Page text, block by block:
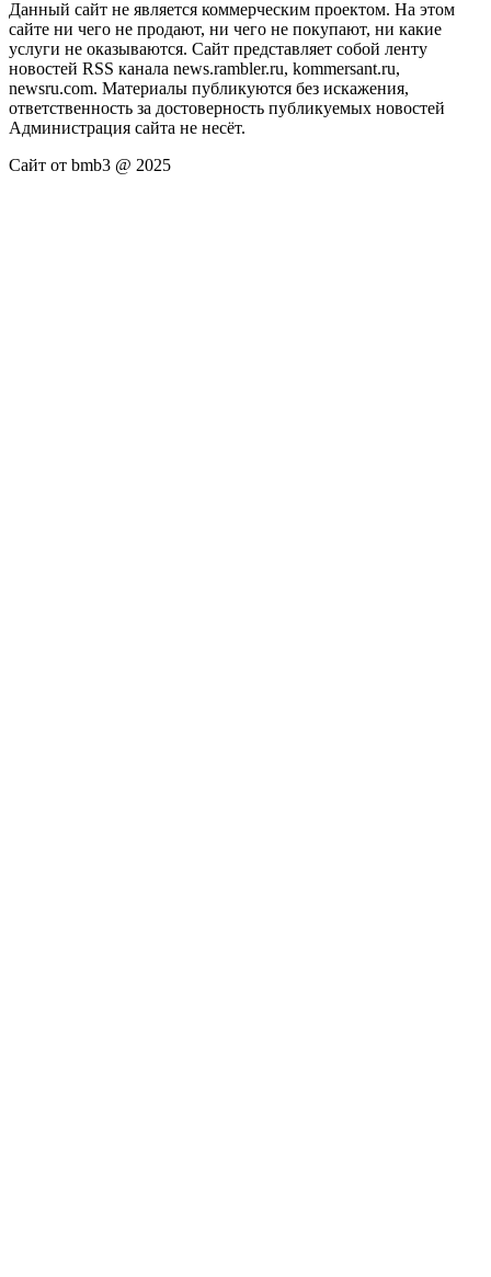
Данный сайт не является коммерческим проектом. На этом
сайте ни чего не продают, ни чего не покупают, ни какие
услуги не оказываются. Сайт представляет собой ленту
новостей RSS канала news.rambler.ru, kommersant.ru,
newsru.com. Материалы публикуются без искажения,
ответственность за достоверность публикуемых новостей
Администрация сайта не несёт.
Сайт от bmb3 @ 2025